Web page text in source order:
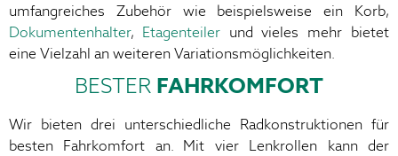
umfangreiches Zubehör wie beispielsweise ein Korb,
Dokumentenhalter, Etagenteilerund vieles mehr bietet
eine Vielzahl an weiteren Variationsmöglichkeiten.
BESTER FAHRKOMFORT
Wir bieten drei unterschiedliche Radkonstruktionen für
besten Fahrkomfort an. Mit vier Lenkrollen kann der